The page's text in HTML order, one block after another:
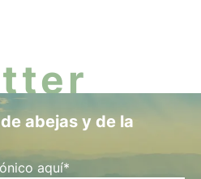
abejas y de la
aquí*